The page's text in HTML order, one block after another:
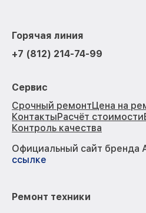
Горячая линия
+7 (812) 214-74-99
Сервис
Срочный ремонтЦена на
КонтактыРасчёт стоимости
Контроль качества
Официальный сайт бренда
ссылке
Ремонт техники